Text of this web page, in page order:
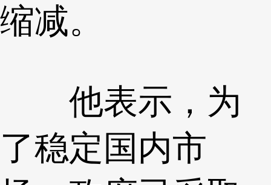
缩减。
他表示，为
了稳定国内市